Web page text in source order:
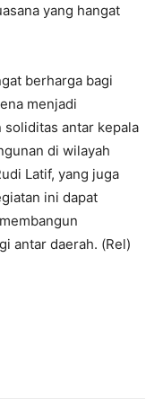
yang hangat
berharga bagi
menjadi
antar kepala
di wilayah
Latif, yang juga
ini dapat
antar daerah. (Rel)